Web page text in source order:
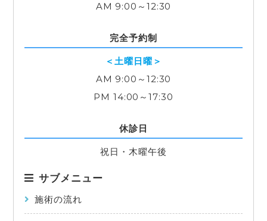
AM 9:00～12:30
完全予約制
＜土曜日曜＞
AM 9:00～12:30
PM 14:00～17:30
休診日
祝日・木曜午後
サブメニュー
施術の流れ